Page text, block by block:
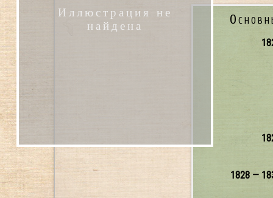
Иллюстрация не
найдена
1828 —